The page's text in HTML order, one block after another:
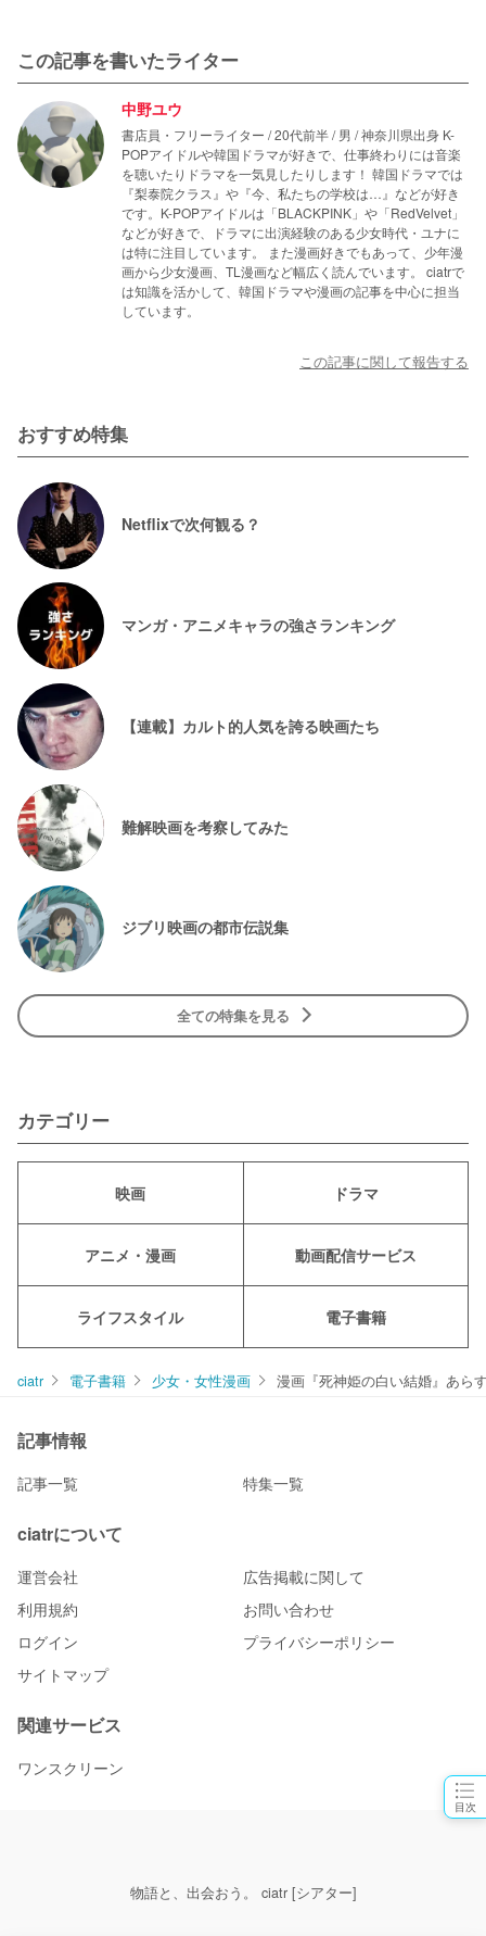
目次
この記事を書いたライター
中野ユウ
書店員・フリーライター / 20代前半 / 男 / 神奈川県出身 K-
POPアイドルや韓国ドラマが好きで、仕事終わりには音楽
を聴いたりドラマを一気見したりします！ 韓国ドラマでは
『梨泰院クラス』や『今、私たちの学校は…』などが好き
です。K-POPアイドルは「BLACKPINK」や「RedVelvet」
などが好きで、ドラマに出演経験のある少女時代・ユナに
は特に注目しています。 また漫画好きでもあって、少年漫
画から少女漫画、TL漫画など幅広く読んでいます。 ciatrで
は知識を活かして、韓国ドラマや漫画の記事を中心に担当
しています。
この記事に関して報告する
おすすめ特集
Netflixで次何観る？
マンガ・アニメキャラの強さランキング
【連載】カルト的人気を誇る映画たち
難解映画を考察してみた
ジブリ映画の都市伝説集
全ての特集を見る
カテゴリー
映画 ドラマ
アニメ・漫画 動画配信サービス
ライフスタイル 電子書籍
ciatr 電子書籍 少女・女性漫画 漫画『死神姫の白い結婚』あら
記事情報
記事一覧 特集一覧
ciatrについて
運営会社
広告掲載に関して
利用規約
お問い合わせ
ログイン
プライバシーポリシー
サイトマップ
関連サービス
ワンスクリーン
物語と、出会おう。 ciatr [シアター]